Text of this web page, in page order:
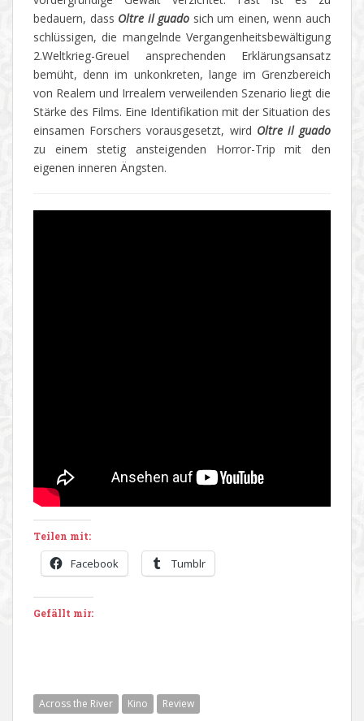
bedauern, dass Oltre il guado sich um einen, wenn auch
schlüssigen, die mangelnde Vergangenheitsbewältigung
2.Weltkrieg-Greuel ansprechenden Erklärungsansatz
bemüht, denn im unkonkreten, lange im Grenzbereich
von Realem und Irrealem verweilenden Szenario liegt die
Stärke des Films. Eine Identifikation mit der Situation des
einsamen Forschers vorausgesetzt, wird Oltre il guado
zu einem stetig ansteigenden Horror-Trip mit den
eigenen inneren Ängsten.
Teilen mit:
Facebook Tumblr
Gefällt mir:
Across the River Kino Review